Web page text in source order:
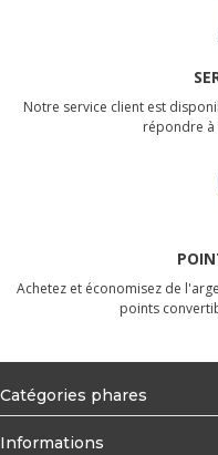
Notre service client est
répondre à
Achetez et économisez de
points
Catégories phares
Informations